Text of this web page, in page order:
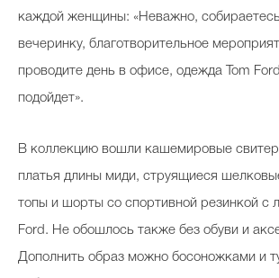
каждой женщины: «Неважно,
вечеринку, благотворительное
проводите день в офисе, одежда Tom
подойдет».
В коллекцию вошли кашемировые
платья длины миди, струящиеся
топы и шорты со спортивной резинкой с
Ford. Не обошлось также без обуви и
Дополнить образ можно босоножками и